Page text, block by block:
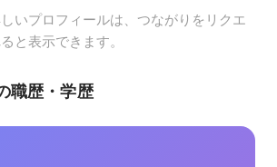
いプロフィールは、つながりをリクエ
と表示できます。
職歴・学歴